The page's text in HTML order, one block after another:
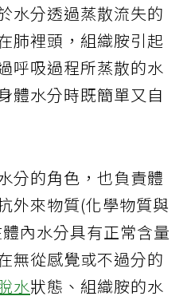
水分透過蒸散流失的
肺裡頭，組織胺引起
呼吸過程所蒸散的水
體水分時既簡單又自
分的角色，也負責體
外來物質(化學物質與
內水分具有正常含量
無從感覺或不過分的
水狀態、組織胺的水